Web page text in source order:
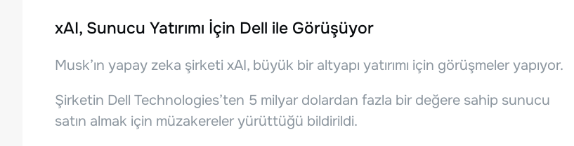
xAI, Sunucu Yatırımı İçin Dell ile Görüşüyor
Musk’ın yapay zeka şirketi xAI, büyük bir altyapı yatırımı için görüşmeler yapıyor.
Şirketin Dell Technologies’ten 5 milyar dolardan fazla bir değere sahip sunucu
satın almak için müzakereler yürüttüğü bildirildi.